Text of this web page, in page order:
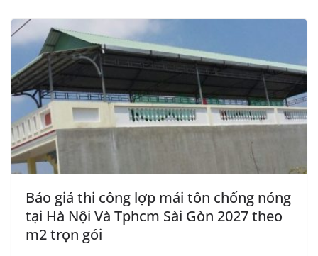
Báo giá thi công lợp mái tôn chống nóng
tại Hà Nội Và Tphcm Sài Gòn 2027 theo
m2 trọn gói